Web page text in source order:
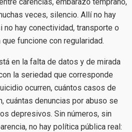
veces, silencio. Allí no hay
no hay conectividad, transporte o
funcione con regularidad.
en la falta de datos y de mirada
la seriedad que corresponde
ocurren, cuántos casos de
cuántas denuncias por abuso se
depresivos. Sin números, sin
no hay política pública real: